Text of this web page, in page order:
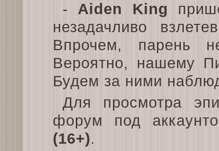
- Aiden King
незадачливо
Впрочем, парень
Вероятно, нашему
Будем за ними
Для просмотра
форум под
(16+).